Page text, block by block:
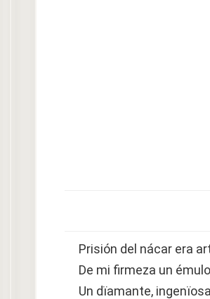
Prisión del nácar era
De mi firmeza un
Un dïamante,